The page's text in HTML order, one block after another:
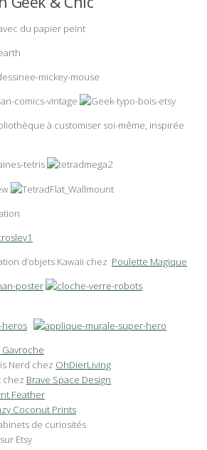
du papier peint
à customiser soi-même, inspirée
d’objets Kawaii chez Poulette Magique
Gavroche
Nerd chez OhDierLiving
chez Brave Space Design
Feather
Coconut Prints
de curiosités
Etsy